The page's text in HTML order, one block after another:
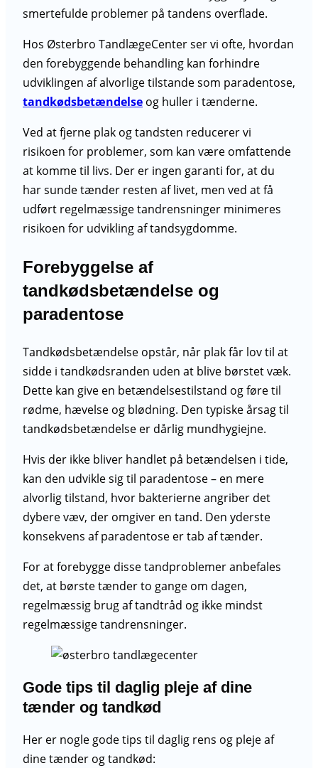
smertefulde problemer på tandens overflade.
Hos Østerbro TandlægeCenter ser vi ofte, hvordan
den forebyggende behandling kan forhindre
udviklingen af alvorlige tilstande som paradentose,
tandkødsbetændelse og huller i tænderne.
Ved at fjerne plak og tandsten reducerer vi
risikoen for problemer, som kan være omfattende
at komme til livs. Der er ingen garanti for, at du
har sunde tænder resten af livet, men ved at få
udført regelmæssige tandrensninger minimeres
risikoen for udvikling af tandsygdomme.
Forebyggelse af
tandkødsbetændelse og
paradentose
Tandkødsbetændelse opstår, når plak får lov til at
sidde i tandkødsranden uden at blive børstet væk.
Dette kan give en betændelsestilstand og føre til
rødme, hævelse og blødning. Den typiske årsag til
tandkødsbetændelse er dårlig mundhygiejne.
Hvis der ikke bliver handlet på betændelsen i tide,
kan den udvikle sig til paradentose – en mere
alvorlig tilstand, hvor bakterierne angriber det
dybere væv, der omgiver en tand. Den yderste
konsekvens af paradentose er tab af tænder.
For at forebygge disse tandproblemer anbefales
det, at børste tænder to gange om dagen,
regelmæssig brug af tandtråd og ikke mindst
regelmæssige tandrensninger.
Gode tips til daglig pleje af dine
tænder og tandkød
Her er nogle gode tips til daglig rens og pleje af
dine tænder og tandkød: